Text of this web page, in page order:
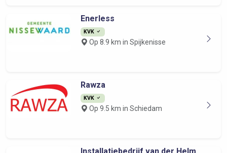
Enerless
KVK
Op 8.9 km in Spijkenisse
Rawza
KVK
Op 9.5 km in Schiedam